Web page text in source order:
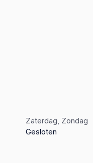
Zaterdag, Zondag
Gesloten